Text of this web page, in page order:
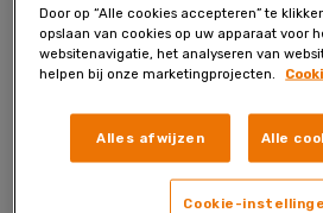
Totale prijs
Totale prijs voor eerste
bij normaal gebruik:
Totale productprijs is inclusief
Door op “Alle cookies accepteren” te
opslaan van cookies op uw apparaat voor
websitenavigatie, het analyseren van
helpen bij onze marketingprojecten.
Alles afwijzen Alle
Cookie-